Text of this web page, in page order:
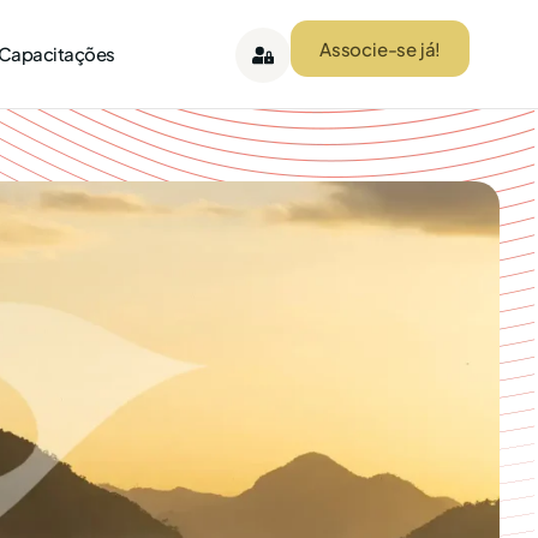
Associe-se já!